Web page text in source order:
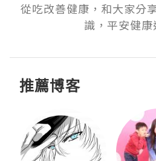
從吃改善健康，和大家分
識，平安健
推薦博客